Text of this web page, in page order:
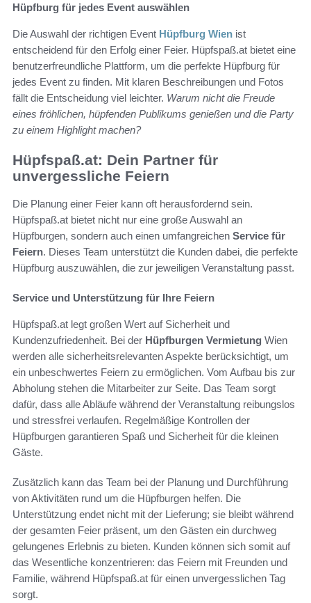
Hüpfburg für jedes Event auswählen
Die Auswahl der richtigen Event Hüpfburg Wien ist
entscheidend für den Erfolg einer Feier. Hüpfspaß.at bietet eine
benutzerfreundliche Plattform, um die perfekte Hüpfburg für
jedes Event zu finden. Mit klaren Beschreibungen und Fotos
fällt die Entscheidung viel leichter. Warum nicht die Freude
eines fröhlichen, hüpfenden Publikums genießen und die Party
zu einem Highlight machen?
Hüpfspaß.at: Dein Partner für
unvergessliche Feiern
Die Planung einer Feier kann oft herausfordernd sein.
Hüpfspaß.at bietet nicht nur eine große Auswahl an
Hüpfburgen, sondern auch einen umfangreichen Service für
Feiern. Dieses Team unterstützt die Kunden dabei, die perfekte
Hüpfburg auszuwählen, die zur jeweiligen Veranstaltung passt.
Service und Unterstützung für Ihre Feiern
Hüpfspaß.at legt großen Wert auf Sicherheit und
Kundenzufriedenheit. Bei der Hüpfburgen Vermietung Wien
werden alle sicherheitsrelevanten Aspekte berücksichtigt, um
ein unbeschwertes Feiern zu ermöglichen. Vom Aufbau bis zur
Abholung stehen die Mitarbeiter zur Seite. Das Team sorgt
dafür, dass alle Abläufe während der Veranstaltung reibungslos
und stressfrei verlaufen. Regelmäßige Kontrollen der
Hüpfburgen garantieren Spaß und Sicherheit für die kleinen
Gäste.
Zusätzlich kann das Team bei der Planung und Durchführung
von Aktivitäten rund um die Hüpfburgen helfen. Die
Unterstützung endet nicht mit der Lieferung; sie bleibt während
der gesamten Feier präsent, um den Gästen ein durchweg
gelungenes Erlebnis zu bieten. Kunden können sich somit auf
das Wesentliche konzentrieren: das Feiern mit Freunden und
Familie, während Hüpfspaß.at für einen unvergesslichen Tag
sorgt.